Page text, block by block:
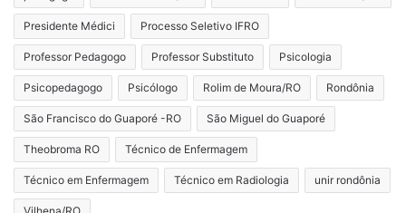
Presidente Médici Processo Seletivo IFRO
Professor Pedagogo Professor Substituto Psicologia
Psicopedagogo Psicólogo Rolim de Moura/RO Rondônia
São Francisco do Guaporé -RO São Miguel do Guaporé
Theobroma RO Técnico de Enfermagem
Técnico em Enfermagem Técnico em Radiologia unir rondônia